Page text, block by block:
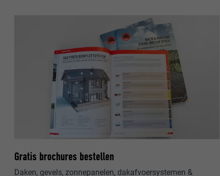
Gratis brochures bestellen
Daken, gevels, zonnepanelen, dakafvoersystemen &
NAAM
NAAM
AANBIEDER